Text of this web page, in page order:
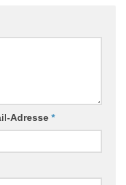
Adresse *